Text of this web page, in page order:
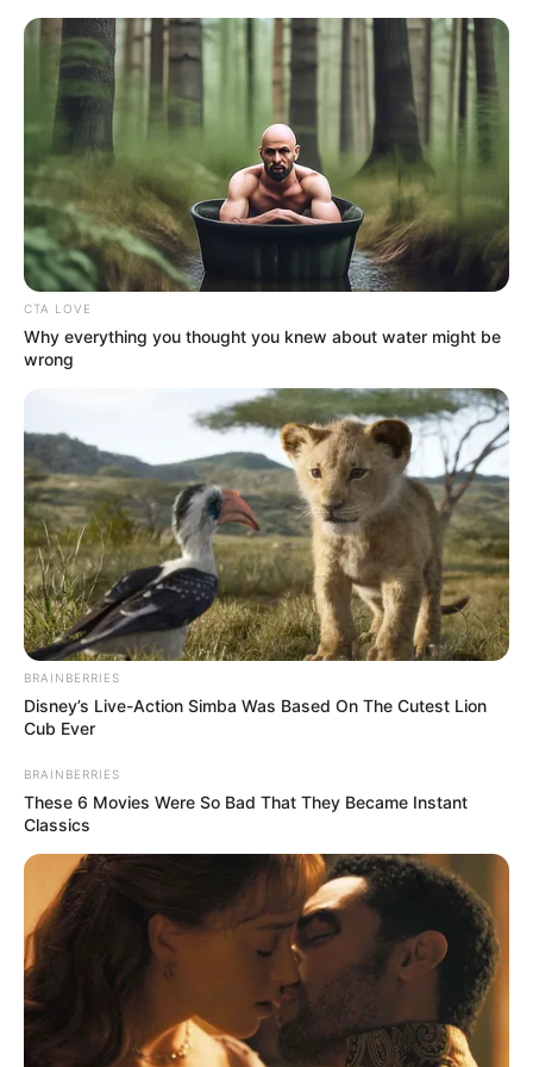
Como Fazer um Jardim Artificial
de Suculentas para Decorar sua
Casa
decoração com suculentaspode ser usada de
diferentes maneiras. Nas festas, elas compõem
lindos arranjos de mesa, e, no final do evento, elas
acabam virando lembrancinhas para os
convidados. Já nas residências, as pessoas
tendem a usar essas plantas de outras maneiras,
CTA LOVE
Why everything you thought you knew about water might be
wrong
BRAINBERRIES
Disney’s Live-Action Simba Was Based On The Cutest Lion
Cub Ever
BRAINBERRIES
These 6 Movies Were So Bad That They Became Instant
Classics